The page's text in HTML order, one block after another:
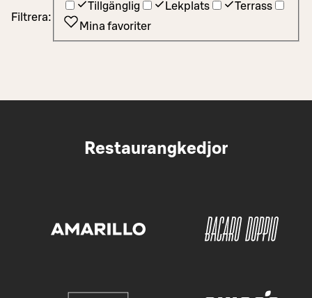
Filtrera:
Tillgänglig Lekplats
Terrass
Mina favoriter
Restaurangkedjor